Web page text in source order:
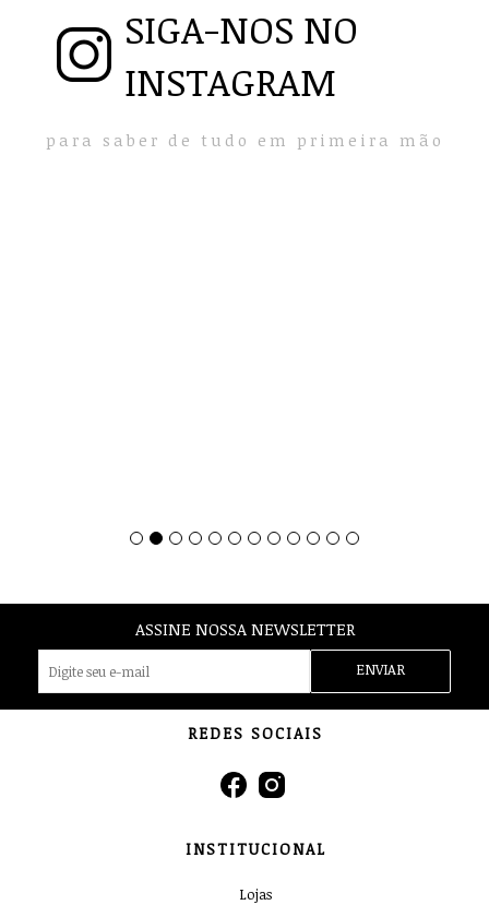
SIGA-NOS NO
INSTAGRAM
para saber de tudo em primeira mão
ASSINE NOSSA NEWSLETTER
ENVIAR
REDES SOCIAIS
INSTITUCIONAL
Lojas